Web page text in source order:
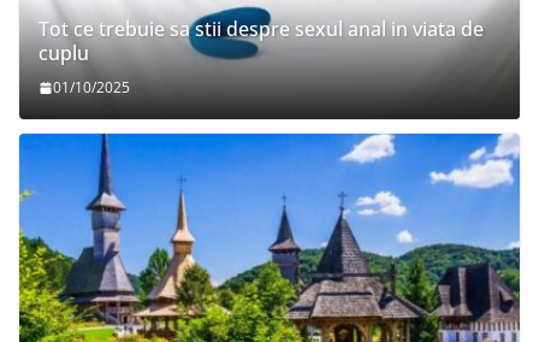
Tot ce trebuie sa stii despre sexul anal in viata de
cuplu
01/10/2025